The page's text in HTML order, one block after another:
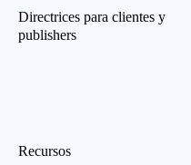
Directrices para clientes y
publishers
Recursos